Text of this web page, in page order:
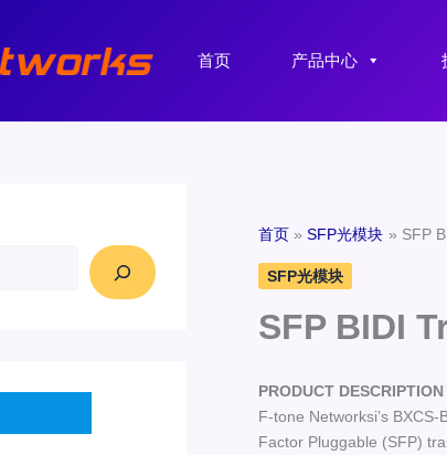
首页 产品中心
首页 SFP光模块 SFP
SFP光模块
SFP BIDI
PRODUCT DESCRIPTION
F-tone Networksi’s
Factor Pluggable (SFP)